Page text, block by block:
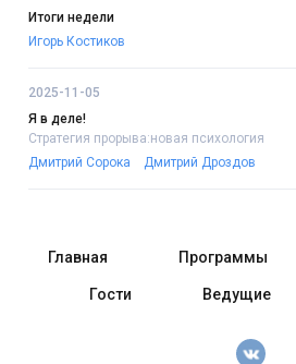
Итоги недели
Игорь Костиков
2025-11-05
Я в деле!
Стратегия прорыва:новая психология
Дмитрий Сорока
Дмитрий Дроздов
Главная Программы
Гости Ведущие